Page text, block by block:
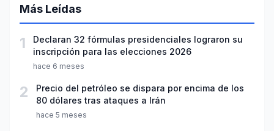
Más Leídas
1
Declaran 32 fórmulas presidenciales lograron su
inscripción para las elecciones 2026
hace 6 meses
2
Precio del petróleo se dispara por encima de los
80 dólares tras ataques a Irán
hace 5 meses